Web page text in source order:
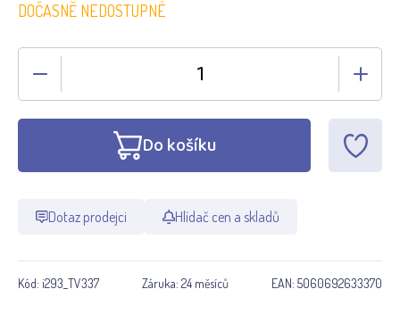
DOČASNĚ NEDOSTUPNÉ
Do košíku
Dotaz prodejci Hlídač cen a skladů
Kód: i293_TV337 Záruka: 24 měsíců EAN: 5060692633370